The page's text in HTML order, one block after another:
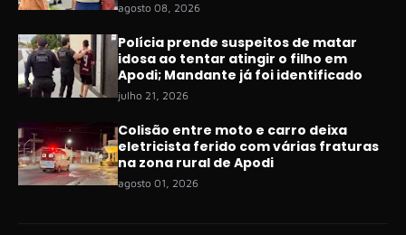
agosto 08, 2026
Polícia prende suspeitos de matar
idosa ao tentar atingir o filho em
Apodi; Mandante já foi identificado
julho 21, 2026
Colisão entre moto e carro deixa
eletricista ferido com várias fraturas
na zona rural de Apodi
agosto 01, 2026